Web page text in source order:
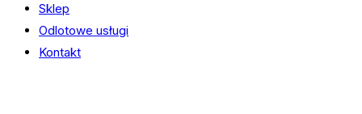
Sklep
Odlotowe usługi
Kontakt